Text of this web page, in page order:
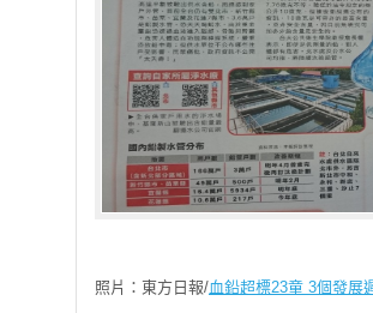
照片：東方日報/血鉛超標23童 3個發展